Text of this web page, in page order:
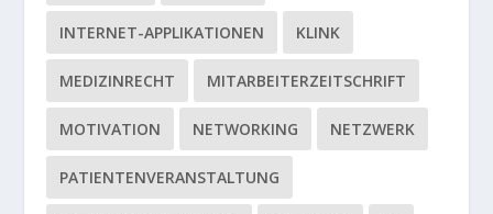
INTERNET-APPLIKATIONEN KLINK
MEDIZINRECHT MITARBEITERZEITSCHRIFT
MOTIVATION NETWORKING NETZWERK
PATIENTENVERANSTALTUNG